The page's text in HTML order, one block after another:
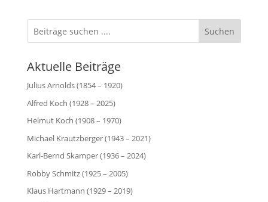
Suchen
Aktuelle Beiträge
Julius Arnolds (1854 – 1920)
Alfred Koch (1928 – 2025)
Helmut Koch (1908 – 1970)
Michael Krautzberger (1943 – 2021)
Karl-Bernd Skamper (1936 – 2024)
Robby Schmitz (1925 – 2005)
Klaus Hartmann (1929 – 2019)